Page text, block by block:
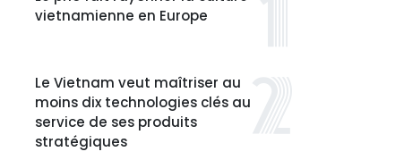
vietnamienne en Europe
Le Vietnam veut maîtriser au
moins dix technologies clés au
service de ses produits
stratégiques